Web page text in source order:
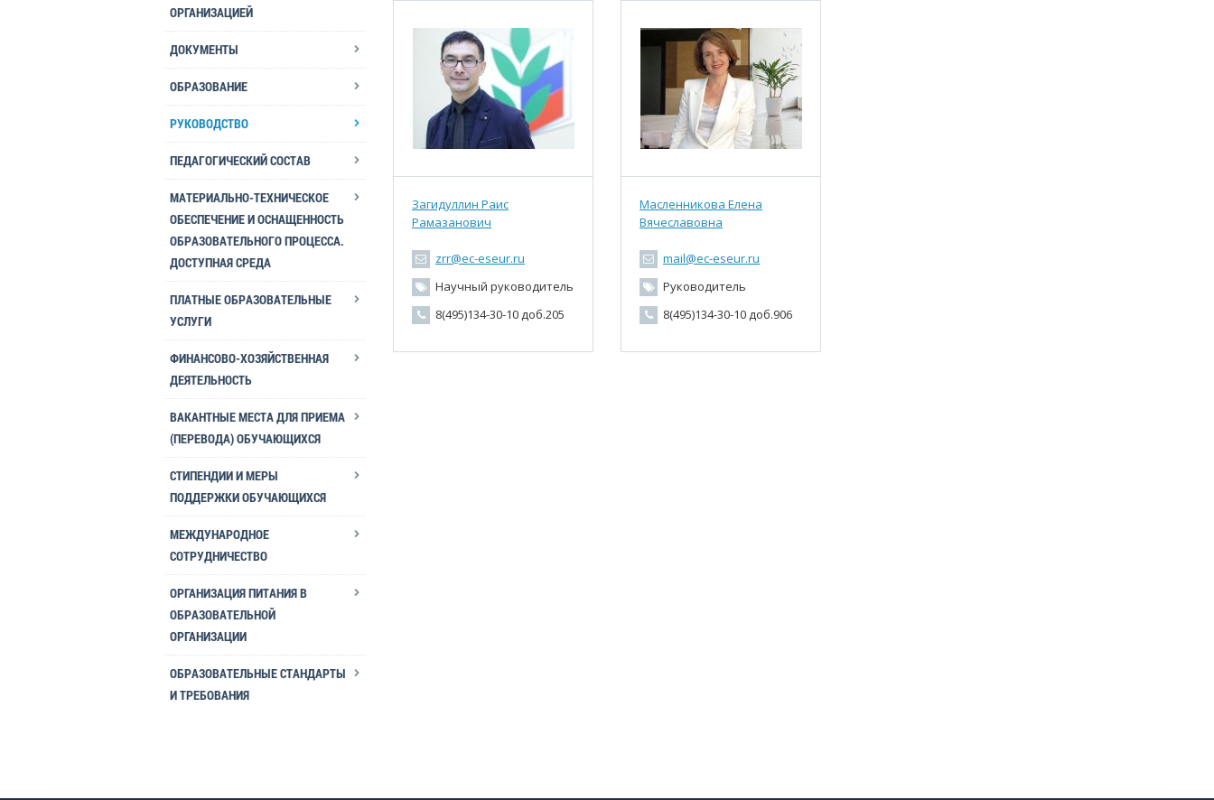
ОРГАНИЗАЦИЕЙ
ДОКУМЕНТЫ
ОБРАЗОВАНИЕ
РУКОВОДСТВО
ПЕДАГОГИЧЕСКИЙ СОСТАВ
МАТЕРИАЛЬНО-ТЕХНИЧЕСКОЕ
ОБЕСПЕЧЕНИЕ И ОСНАЩЕННОСТЬ
ОБРАЗОВАТЕЛЬНОГО ПРОЦЕССА.
ДОСТУПНАЯ СРЕДА
ПЛАТНЫЕ ОБРАЗОВАТЕЛЬНЫЕ
УСЛУГИ
ФИНАНСОВО-ХОЗЯЙСТВЕННАЯ
ДЕЯТЕЛЬНОСТЬ
ВАКАНТНЫЕ МЕСТА ДЛЯ ПРИЕМА
(ПЕРЕВОДА) ОБУЧАЮЩИХСЯ
СТИПЕНДИИ И МЕРЫ
ПОДДЕРЖКИ ОБУЧАЮЩИХСЯ
МЕЖДУНАРОДНОЕ
СОТРУДНИЧЕСТВО
ОРГАНИЗАЦИЯ ПИТАНИЯ В
ОБРАЗОВАТЕЛЬНОЙ
ОРГАНИЗАЦИИ
ОБРАЗОВАТЕЛЬНЫЕ СТАНДАРТЫ
И ТРЕБОВАНИЯ
Загидуллин Раис
Рамазанович
zrr@ec-eseur.ru
Научный руководитель
8(495)134-30-10 доб.205
Масленникова Елена
Вячеславовна
mail@ec-eseur.ru
Руководитель
8(495)134-30-10 доб.906